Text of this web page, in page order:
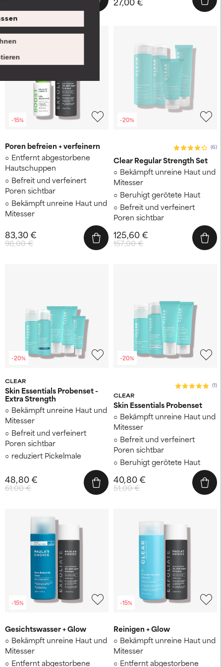
-15%
Poren befreien + verfeinern
Entfernt abgestorbene
Hautschuppen
Befreit und verfeinert
Poren sichtbar
Bekämpft unreine Haut und
Mitesser
98,00 €
83,30 €
-20%
(6)
Clear Regular Strength Set
Bekämpft unreine Haut und
Mitesser
Beruhigt gerötete Haut
Befreit und verfeinert
Poren sichtbar
157,00 €
125,60 €
-20%
CLEAR
Skin Essentials Probenset -
Extra Strength
Bekämpft unreine Haut und
Mitesser
Befreit und verfeinert
Poren sichtbar
reduziert Pickelmale
61,00 €
48,80 €
-20%
CLEAR
(1)
Skin Essentials Probenset
Bekämpft unreine Haut und
Mitesser
Befreit und verfeinert
Poren sichtbar
Beruhigt gerötete Haut
51,00 €
40,80 €
-15%
Gesichtswasser + Glow
Bekämpft unreine Haut und
Mitesser
Entfernt abgestorbene
-15%
Reinigen + Glow
Bekämpft unreine Haut und
Mitesser
Entfernt abgestorbene